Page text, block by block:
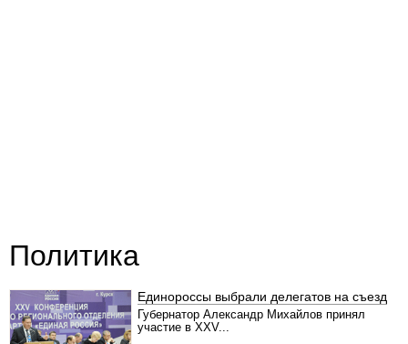
Политика
Единороссы выбрали делегатов на съезд
Губернатор Александр Михайлов принял
участие в XXV...